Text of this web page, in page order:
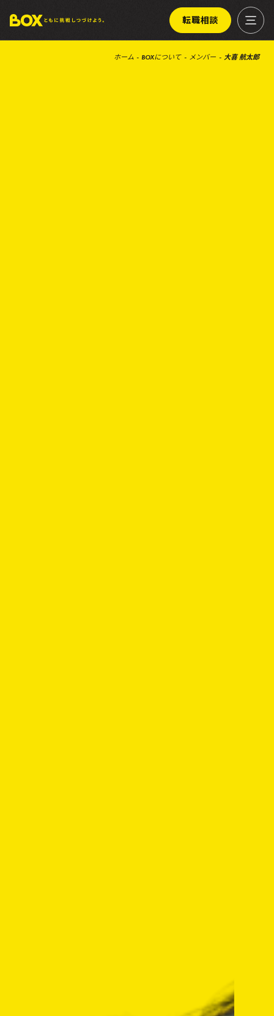
転職相談
ホーム BOXについて メンバー 大喜 航太郎